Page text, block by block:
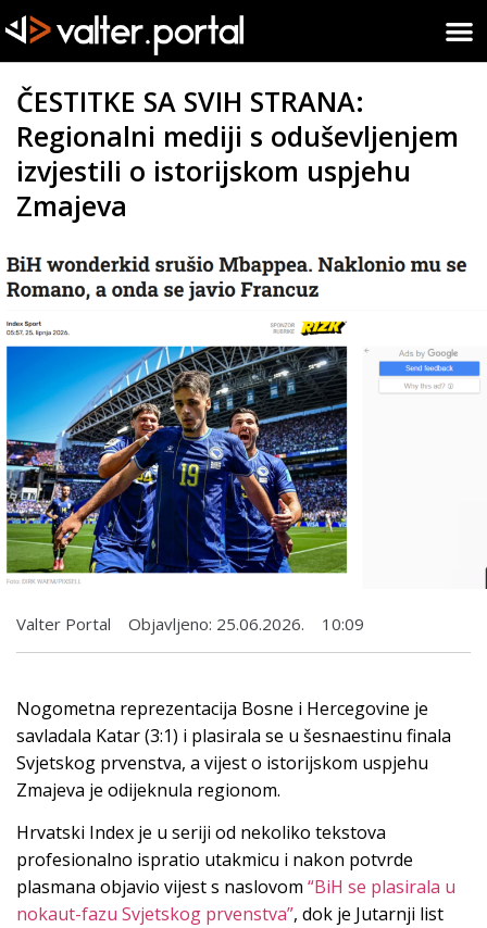
ČESTITKE SA SVIH STRANA:
Regionalni mediji s oduševljenjem
izvjestili o istorijskom uspjehu
Zmajeva
Valter Portal Objavljeno: 25.06.2026. 10:09
Nogometna reprezentacija Bosne i Hercegovine je
savladala Katar (3:1) i plasirala se u šesnaestinu finala
Svjetskog prvenstva, a vijest o istorijskom uspjehu
Zmajeva je odijeknula regionom.
Hrvatski Index je u seriji od nekoliko tekstova
profesionalno ispratio utakmicu i nakon potvrde
plasmana objavio vijest s naslovom “BiH se plasirala u
nokaut-fazu Svjetskog prvenstva”, dok je Jutarnji list